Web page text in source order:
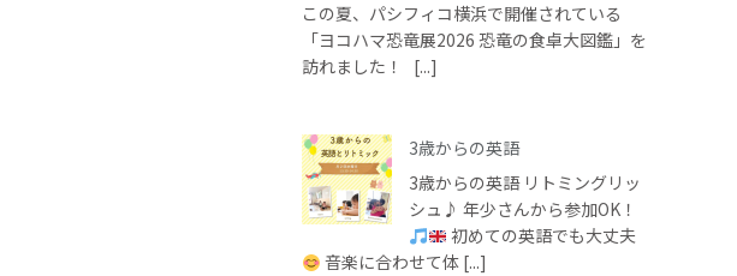
この夏、パシフィコ横浜で開催されている
「ヨコハマ恐竜展2026 恐竜の食卓大図鑑」を
訪れました！ [...]
3歳からの英語
3歳からの英語 リトミングリッ
シュ♪ 年少さんから参加OK！
初めての英語でも大丈夫
音楽に合わせて体 [...]